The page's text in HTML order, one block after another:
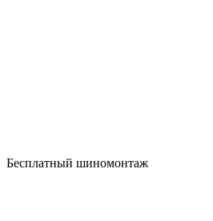
Бесплатный шиномонтаж